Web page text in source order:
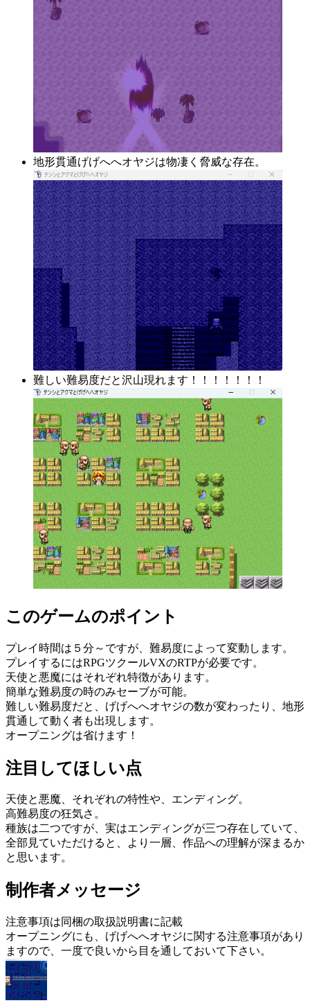
地形貫通げげへへオヤジは物凄く脅威な存在。
難しい難易度だと沢山現れます！！！！！！！
このゲームのポイント
プレイ時間は５分～ですが、難易度によって変動します。
プレイするにはRPGツクールVXのRTPが必要です。
天使と悪魔にはそれぞれ特徴があります。
簡単な難易度の時のみセーブが可能。
難しい難易度だと、げげへへオヤジの数が変わったり、地形
貫通して動く者も出現します。
オープニングは省けます！
注目してほしい点
天使と悪魔、それぞれの特性や、エンディング。
高難易度の狂気さ。
種族は二つですが、実はエンディングが三つ存在していて、
全部見ていただけると、より一層、作品への理解が深まるか
と思います。
制作者メッセージ
注意事項は同梱の取扱説明書に記載
オープニングにも、げげへへオヤジに関する注意事項があり
ますので、一度で良いから目を通しておいて下さい。